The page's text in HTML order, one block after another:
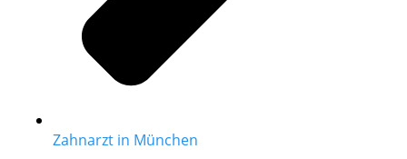
Zahnarzt in München